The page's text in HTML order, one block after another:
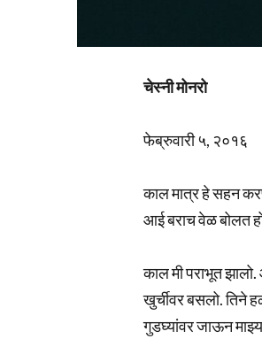
चेस्नी मोनरो
फेब्रुवारी ५, २०१६
काल मात्र हे सहन
आई बराच वेळ बोलत
काल मी पराभूत
खुर्चीवर बसलो. तिने
गुडघ्यांवर जाऊन